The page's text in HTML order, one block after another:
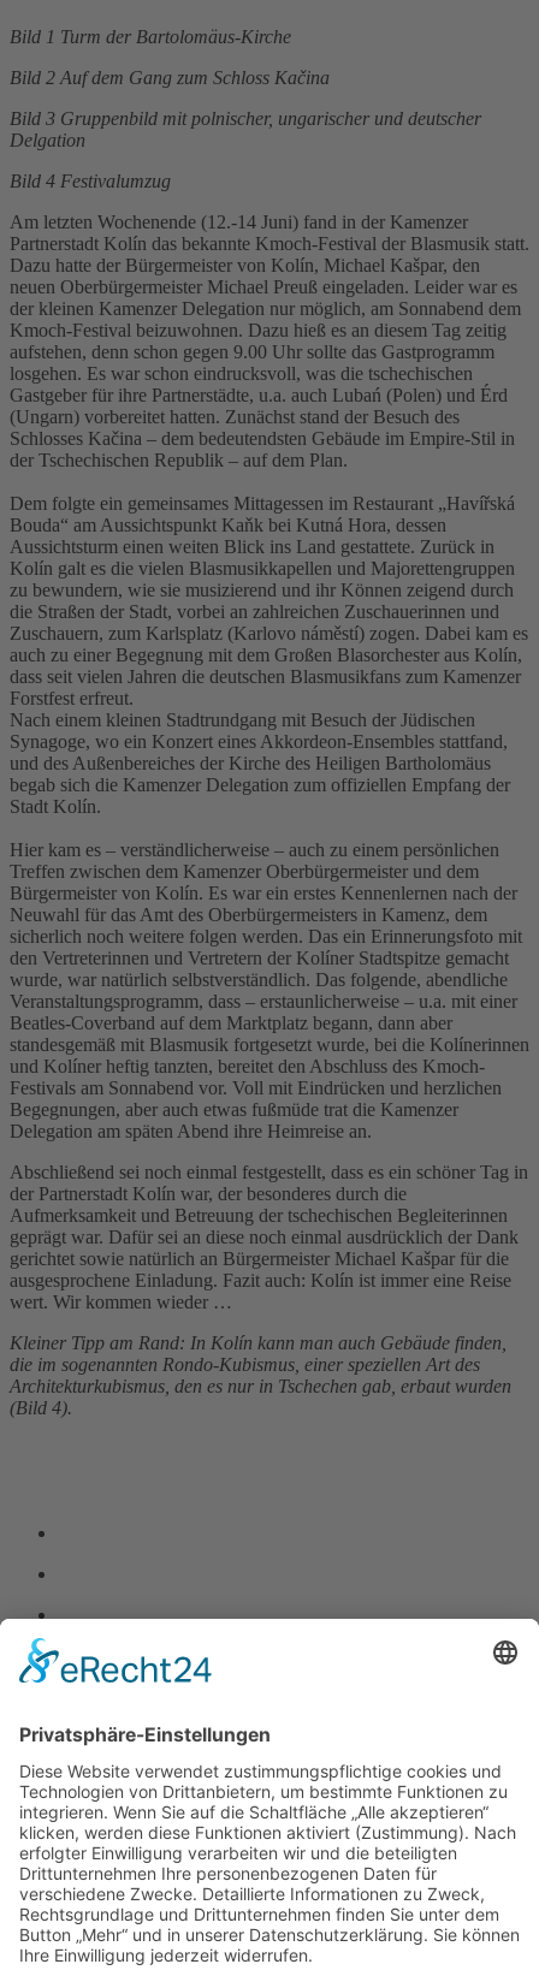
Bild 1 Turm der Bartolomäus-Kirche
Bild 2 Auf dem Gang zum Schloss Kačina
Bild 3 Gruppenbild mit polnischer, ungarischer und deutscher
Delgation
Bild 4 Festivalumzug
Am letzten Wochenende (12.-14 Juni) fand in der Kamenzer
Partnerstadt Kolín das bekannte Kmoch-Festival der Blasmusik statt.
Dazu hatte der Bürgermeister von Kolín, Michael Kašpar, den
neuen Oberbürgermeister Michael Preuß eingeladen. Leider war es
der kleinen Kamenzer Delegation nur möglich, am Sonnabend dem
Kmoch-Festival beizuwohnen. Dazu hieß es an diesem Tag zeitig
aufstehen, denn schon gegen 9.00 Uhr sollte das Gastprogramm
losgehen. Es war schon eindrucksvoll, was die tschechischen
Gastgeber für ihre Partnerstädte, u.a. auch Lubań (Polen) und Érd
(Ungarn) vorbereitet hatten. Zunächst stand der Besuch des
Schlosses Kačina – dem bedeutendsten Gebäude im Empire-Stil in
der Tschechischen Republik – auf dem Plan.
Dem folgte ein gemeinsames Mittagessen im Restaurant „Havířská
Bouda“ am Aussichtspunkt Kaňk bei Kutná Hora, dessen
Aussichtsturm einen weiten Blick ins Land gestattete. Zurück in
Kolín galt es die vielen Blasmusikkapellen und Majorettengruppen
zu bewundern, wie sie musizierend und ihr Können zeigend durch
die Straßen der Stadt, vorbei an zahlreichen Zuschauerinnen und
Zuschauern, zum Karlsplatz (Karlovo náměstí) zogen. Dabei kam es
auch zu einer Begegnung mit dem Großen Blasorchester aus Kolín,
dass seit vielen Jahren die deutschen Blasmusikfans zum Kamenzer
Forstfest erfreut.
Nach einem kleinen Stadtrundgang mit Besuch der Jüdischen
Synagoge, wo ein Konzert eines Akkordeon-Ensembles stattfand,
und des Außenbereiches der Kirche des Heiligen Bartholomäus
begab sich die Kamenzer Delegation zum offiziellen Empfang der
Stadt Kolín.
Hier kam es – verständlicherweise – auch zu einem persönlichen
Treffen zwischen dem Kamenzer Oberbürgermeister und dem
Bürgermeister von Kolín. Es war ein erstes Kennenlernen nach der
Neuwahl für das Amt des Oberbürgermeisters in Kamenz, dem
sicherlich noch weitere folgen werden. Das ein Erinnerungsfoto mit
den Vertreterinnen und Vertretern der Kolíner Stadtspitze gemacht
wurde, war natürlich selbstverständlich. Das folgende, abendliche
Veranstaltungsprogramm, dass – erstaunlicherweise – u.a. mit einer
Beatles-Coverband auf dem Marktplatz begann, dann aber
standesgemäß mit Blasmusik fortgesetzt wurde, bei die Kolínerinnen
und Kolíner heftig tanzten, bereitet den Abschluss des Kmoch-
Festivals am Sonnabend vor. Voll mit Eindrücken und herzlichen
Begegnungen, aber auch etwas fußmüde trat die Kamenzer
Delegation am späten Abend ihre Heimreise an.
Abschließend sei noch einmal festgestellt, dass es ein schöner Tag in
der Partnerstadt Kolín war, der besonderes durch die
Aufmerksamkeit und Betreuung der tschechischen Begleiterinnen
geprägt war. Dafür sei an diese noch einmal ausdrücklich der Dank
gerichtet sowie natürlich an Bürgermeister Michael Kašpar für die
ausgesprochene Einladung. Fazit auch: Kolín ist immer eine Reise
wert. Wir kommen wieder …
Kleiner Tipp am Rand: In Kolín kann man auch Gebäude finden,
die im sogenannten Rondo-Kubismus, einer speziellen Art des
Architekturkubismus, den es nur in Tschechen gab, erbaut wurden
(Bild 4).
Bild 2 Der Kolíner Bürgermeister Michael Kašpar (re.) begrüßt OB
Bild 3 Erinnerungsfoto mit den Vertreterinnen und Vertretern der
Kolíner Stadtspitze
Bild 4 Dieses Gebäude mit Elementen des Rondo-Kubismus
befindet sich am Marktplatz.
Zurück
»facebook.com/kamenz.news »facebook.com/rathaus.kamenz